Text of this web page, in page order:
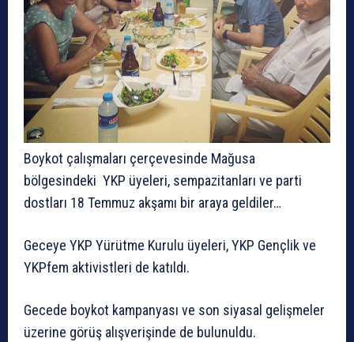
Boykot çalışmaları çerçevesinde Mağusa
bölgesindeki YKP üyeleri, sempazitanları ve parti
dostları 18 Temmuz akşamı bir araya geldiler…
Geceye YKP Yürütme Kurulu üyeleri, YKP Gençlik ve
YKPfem aktivistleri de katıldı.
Gecede boykot kampanyası ve son siyasal gelişmeler
üzerine görüş alışverişinde de bulunuldu.